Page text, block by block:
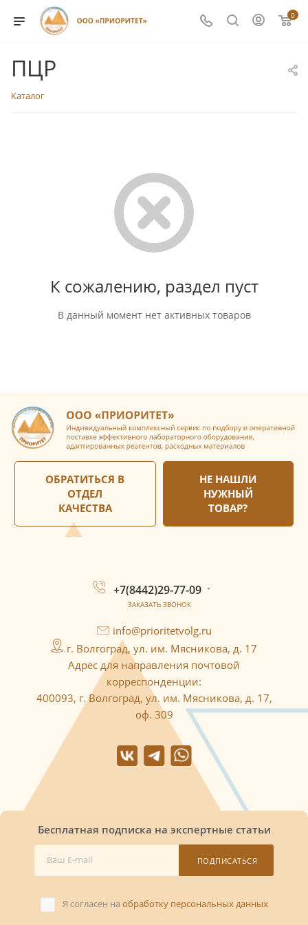
0
ПЦР
Каталог
К сожалению, раздел пуст
В данный момент нет активных товаров
ОБРАТИТЬСЯ В
ОТДЕЛ
КАЧЕСТВА
НЕ НАШЛИ
НУЖНЫЙ
ТОВАР?
+7(8442)29-77-09
ЗАКАЗАТЬ ЗВОНОК
info@prioritetvolg.ru
г. Волгоград, ул. им. Мясникова, д. 17
Адрес для направления почтовой
корреспонденции:
400093, г. Волгоград, ул. им. Мясникова, д. 17,
оф. 309
Бесплатная подписка на экспертные статьи
ПОДПИСАТЬСЯ
Я согласен на обработку персональных данных